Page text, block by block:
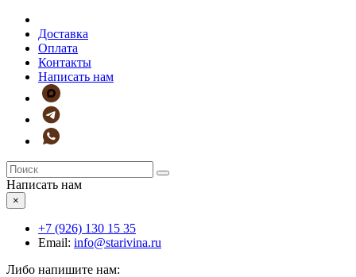
Доставка
Оплата
Контакты
Написать нам
Написать нам
×
+7 (926) 130 15 35
Email: info@starivina.ru
Либо напишите нам: